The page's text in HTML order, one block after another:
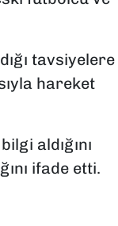
tavsiyelere
hareket
aldığını
ifade etti.